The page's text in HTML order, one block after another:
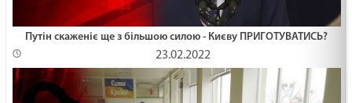
Путін скаженіє ще з більшою силою - Києву ПРИГОТУВАТИСЬ?
23.02.2022